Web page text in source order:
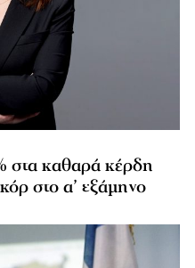
στα καθαρά κέρδη
στο α’ εξάμηνο